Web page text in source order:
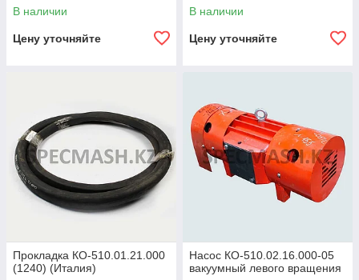
В наличии
Цену уточняйте
В наличии
Цену уточняйте
Прокладка КО-510.01.21.000
(1240) (Италия)
Насос КО-510.02.16.000-05
вакуумный левого вращения